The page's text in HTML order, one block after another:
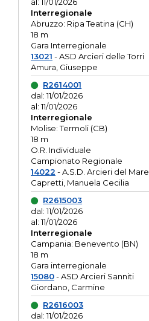
Interregionale
Abruzzo: Ripa Teatina (CH)
18 m
Gara Interregionale
13021 - ASD Arcieri delle Torri
Amura, Giuseppe
R2614001
dal: 11/01/2026
al: 11/01/2026
Interregionale
Molise: Termoli (CB)
18 m
O.R. Individuale
Campionato Regionale
14022 - A.S.D. Arcieri del Mare
Capretti, Manuela Cecilia
R2615003
dal: 11/01/2026
al: 11/01/2026
Interregionale
Campania: Benevento (BN)
18 m
Gara interregionale
15080- ASD Arcieri Sanniti
Giordano, Carmine
R2616003
dal: 11/01/2026